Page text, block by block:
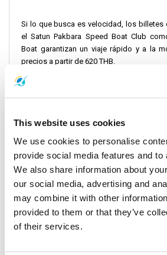
This website uses cookies
We use cookies to personalise
provide social media features and to
We also share information about
our social media, advertising and
may combine it with other
provided to them or that they’ve
of their services.
Si lo que busca es velocidad, los billetes
el Satun Pakbara Speed Boat Club
Boat garantizan un viaje rápido y a la
precios a partir de 620 THB.
Instrucciones de facturación:
Para una salida tranquila y sin
minutos antes de la salida programada.
mano el billete, un documento de
documentos de viaje necesarios.
Información importante sobre el